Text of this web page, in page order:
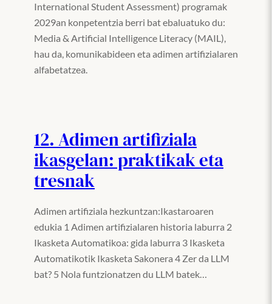
International Student Assessment) programak
2029an konpetentzia berri bat ebaluatuko du:
Media & Artificial Intelligence Literacy (MAIL),
hau da, komunikabideen eta adimen artifizialaren
alfabetatzea.
12. Adimen artifiziala
ikasgelan: praktikak eta
tresnak
Adimen artifiziala hezkuntzan:Ikastaroaren
edukia 1 Adimen artifizialaren historia laburra 2
Ikasketa Automatikoa: gida laburra 3 Ikasketa
Automatikotik Ikasketa Sakonera 4 Zer da LLM
bat? 5 Nola funtzionatzen du LLM batek…